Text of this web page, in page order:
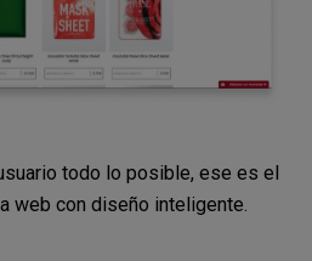
todo lo posible, ese es el
web con diseño inteligente.